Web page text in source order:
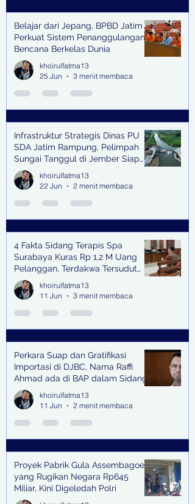
Belajar dari Jepang, BPBD Jatim
Perkuat Sistem Penanggulangan
Bencana Berkelas Dunia
khoirulfatma13
25 Jun
3 menit membaca
Infrastruktur Strategis Dinas PU
SDA Jatim Rampung, Pelimpah
Sungai Tanggul di Jember Siap
Bangkitkan Swasembada Pangan
dan Pengendali Banjir
khoirulfatma13
22 Jun
2 menit membaca
4 Fakta Sidang Terapis Spa
Surabaya Kuras Rp 1,2 M Uang
Pelanggan, Terdakwa Tersudut
oleh Keterangan Saksi Kunci
khoirulfatma13
11 Jun
3 menit membaca
Perkara Suap dan Gratifikasi
Importasi di DJBC, Nama Raffi
Ahmad ada di BAP dalam Sidang
khoirulfatma13
11 Jun
2 menit membaca
Proyek Pabrik Gula Assembagoes
yang Rugikan Negara Rp645
Miliar, Kini Digeledah Polri